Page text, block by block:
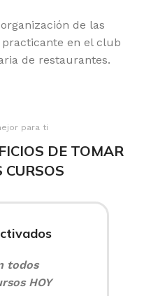
de las
practicante en el club
de restaurantes.
para ti
DE TOMAR
CURSOS
todos
HOY